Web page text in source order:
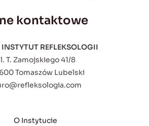
kontaktowe
REFLEKSOLOGII
T. Zamojskiego 41/8
Tomaszów Lubelski
O Instytucie